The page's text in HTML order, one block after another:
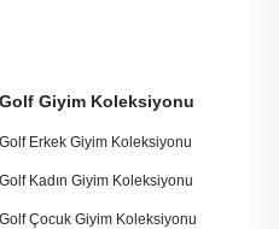
Golf Giyim Koleksiyonu
Golf Erkek Giyim Koleksiyonu
Golf Kadın Giyim Koleksiyonu
Golf Çocuk Giyim Koleksiyonu